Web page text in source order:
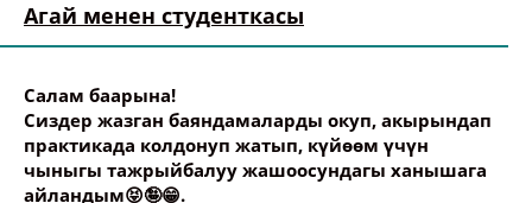
Агай менен студенткасы
Салам баарына!
Сиздер жазган баяндамаларды окуп, акырындап
практикада колдонуп жатып, күйөөм үчүн
чыныгы тажрыйбалуу жашоосундагы ханышага
айландым😝🤪😁.